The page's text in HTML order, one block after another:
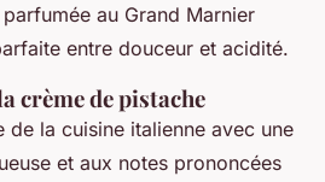
au Grand Marnier
entre douceur et acidité.
crème de pistache
de la cuisine italienne avec une
et aux notes prononcées